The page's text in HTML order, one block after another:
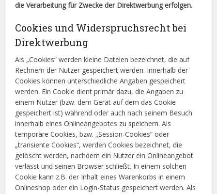
die Verarbeitung für Zwecke der Direktwerbung erfolgen.
Cookies und Widerspruchsrecht bei
Direktwerbung
Als „Cookies“ werden kleine Dateien bezeichnet, die auf
Rechnern der Nutzer gespeichert werden. Innerhalb der
Cookies können unterschiedliche Angaben gespeichert
werden. Ein Cookie dient primär dazu, die Angaben zu
einem Nutzer (bzw. dem Gerät auf dem das Cookie
gespeichert ist) während oder auch nach seinem Besuch
innerhalb eines Onlineangebotes zu speichern. Als
temporäre Cookies, bzw. „Session-Cookies“ oder
„transiente Cookies“, werden Cookies bezeichnet, die
gelöscht werden, nachdem ein Nutzer ein Onlineangebot
verlässt und seinen Browser schließt. In einem solchen
Cookie kann z.B. der Inhalt eines Warenkorbs in einem
Onlineshop oder ein Login-Status gespeichert werden. Als